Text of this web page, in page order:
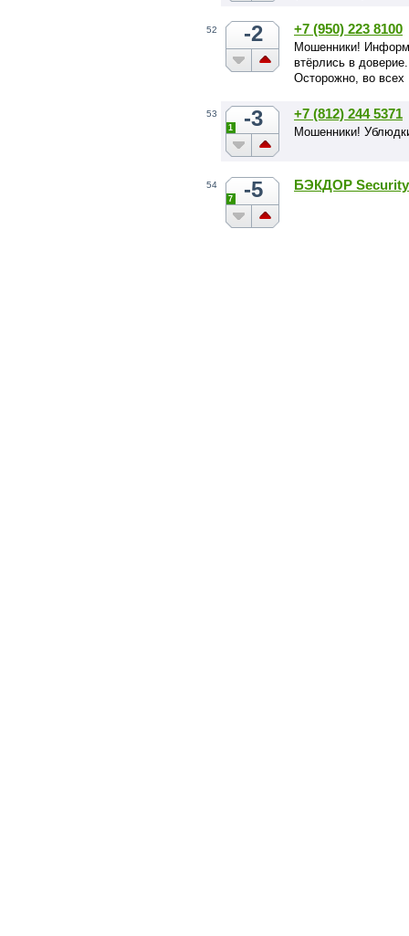
52 -2 +7 (950) 223 8100
Мошенники!
втёрлись в
Осторожно, во
53 -3
1
+7 (812) 244 5371
Мошенники!
54 -5
7
БЭКДОР